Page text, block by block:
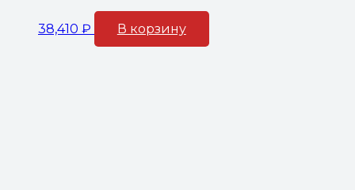
38,410 ₽ В корзину